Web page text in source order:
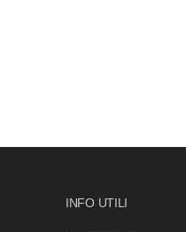
INFO UTILI